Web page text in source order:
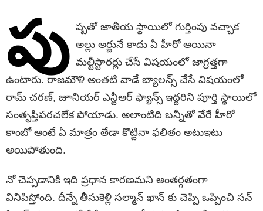
పు ష్పతో జాతీయ స్థాయిలో గుర్తింపు వచ్చాక
అల్లు అర్జునే కాదు ఏ హీరో అయినా
మల్టీస్టారర్లు చేసే విషయంలో జాగ్రత్తగా
ఉంటారు. రాజమౌళి అంతటి వాడే బ్యాలన్స్ చేసే విషయంలో
రామ్ చరణ్, జూనియర్ ఎన్టీఆర్ ఫ్యాన్స్ ఇద్దరిని పూర్తి స్థాయిలో
సంతృప్తిపరచలేక పోయాడు. అలాంటిది బన్నీతో వేరే హీరో
కాంబో అంటే ఏ మాత్రం తేడా కొట్టినా ఫలితం అటుఇటు
అయిపోతుంది.
నో చెప్పడానికి ఇది ప్రధాన కారణమని అంతర్గతంగా
వినిపిస్తోంది. దీన్నే తీసుకెళ్లి సల్మాన్ ఖాన్ కు చెప్పి ఒప్పించి సన్